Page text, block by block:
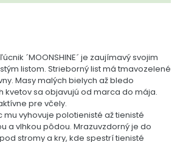
´MOONSHINE´ je zaujímavý svojim
listom. Strieborný list má tmavozelené
Masy malých bielych až bledo
kvetov sa objavujú od marca do mája.
pre včely.
mu vyhovuje polotienisté až tienisté
a vlhkou pôdou. Mrazuvzdorný je do
stromy a kry, kde spestrí tienisté